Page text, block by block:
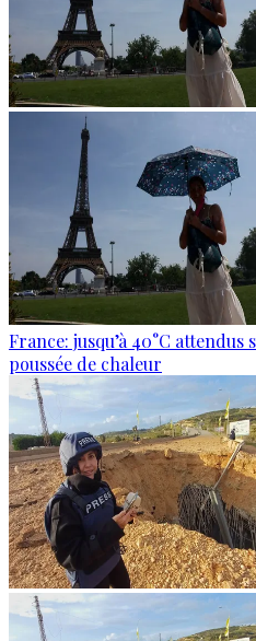
France: jusqu’à 40°C
poussée de chaleur